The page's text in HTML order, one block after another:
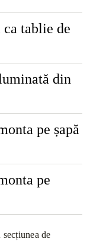
tablie de
din
pe șapă
pe
de